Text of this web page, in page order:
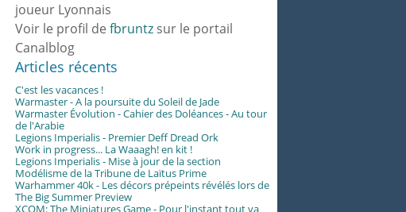
joueur Lyonnais
Voir le profil de fbruntz sur le portail
Canalblog
Articles récents
C'est les vacances !
Warmaster - A la poursuite du Soleil de Jade
Warmaster Évolution - Cahier des Doléances - Au tour
de l'Arabie
Legions Imperialis - Premier Deff Dread Ork
Work in progress... La Waaagh! en kit !
Legions Imperialis - Mise à jour de la section
Modélisme de la Tribune de Laïtus Prime
Warhammer 40k - Les décors prépeints révélés lors de
The Big Summer Preview
XCOM: The Miniatures Game - Pour l'instant tout va